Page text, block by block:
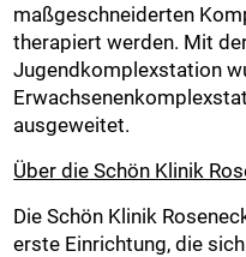
maßgeschneiderten
therapiert werden. Mit
Jugendkomplexstation
ausgeweitet.
Über die Schön Klinik
Die Schön Klinik
erste Einrichtung, die